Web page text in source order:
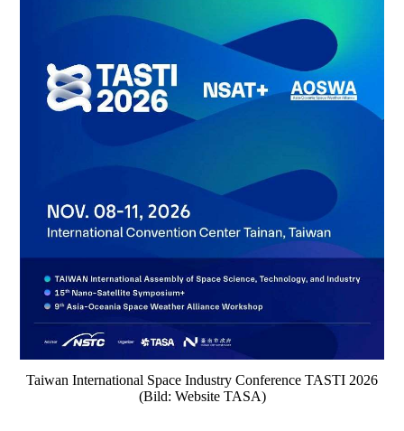
Taiwan International Space Industry Conference TASTI 2026
(Bild: Website TASA)